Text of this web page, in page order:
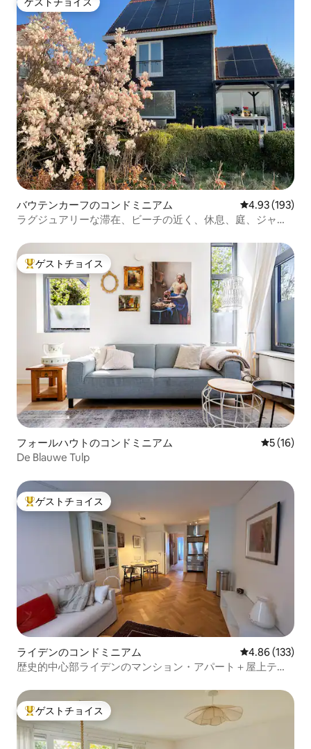
ゲストチョイス
バウテンカーフのコンドミニアム レビュー193
4.93 (193)
ラグジュアリーな滞在、ビーチの近く、休息、庭、ジャグ
大好評のゲストチョイスです。
ゲストチョイス
フォールハウトのコンドミニアム レビュー
5 (16)
De Blauwe Tulp
大好評のゲストチョイスです。
ゲストチョイス
ライデンのコンドミニアム レビュー133
4.86 (133)
歴史的中心部ライデンのマンション・アパート＋屋上テラ
大好評のゲストチョイスです。
ゲストチョイス